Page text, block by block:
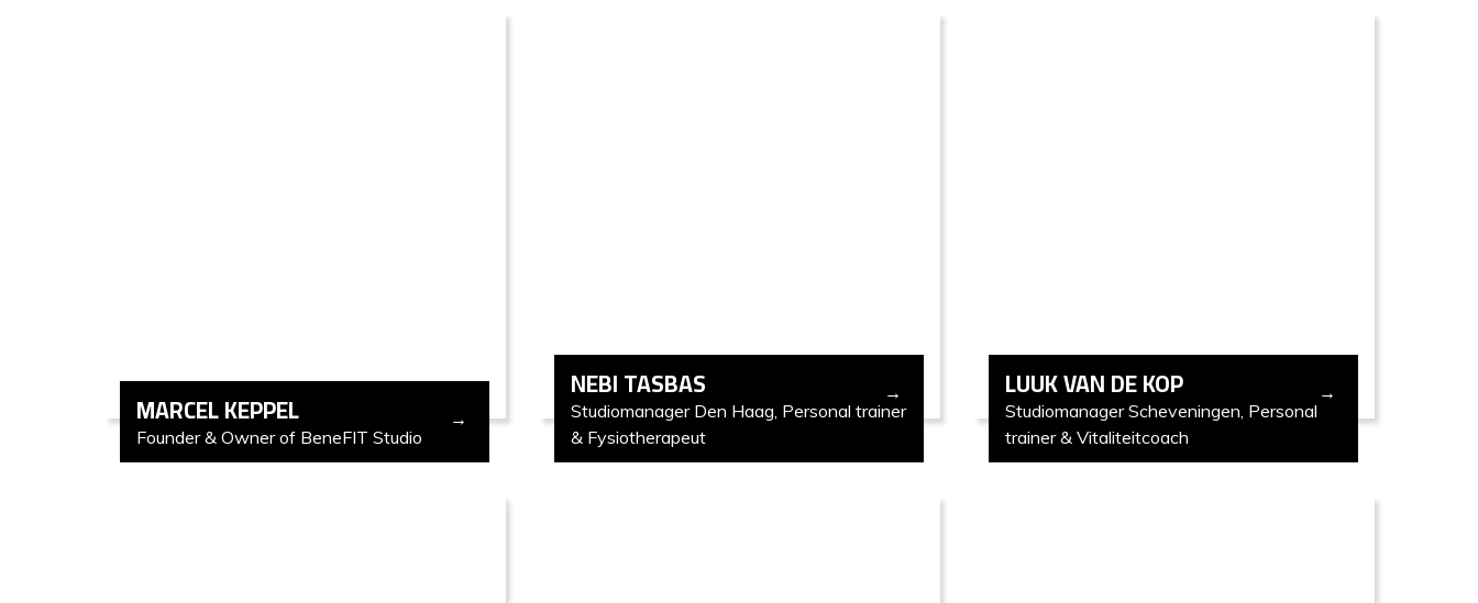
MARCEL KEPPEL
Founder & Owner of BeneFIT Studio
NEBI TASBAS
Studiomanager Den Haag, Personal trainer
& Fysiotherapeut
LUUK VAN DE KOP
Studiomanager Scheveningen, Personal
trainer & Vitaliteitcoach